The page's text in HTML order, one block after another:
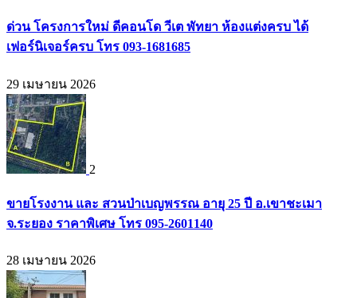
ด่วน โครงการใหม่ ดีคอนโด วีเต พัทยา ห้องแต่งครบ ได้
เฟอร์นิเจอร์ครบ โทร 093-1681685
29 เมษายน 2026
2
ขายโรงงาน และ สวนป่าเบญพรรณ อายุ 25 ปี อ.เขาชะเมา
จ.ระยอง ราคาพิเศษ โทร 095-2601140
28 เมษายน 2026